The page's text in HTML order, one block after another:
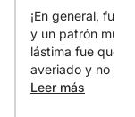
¡En general, fue
y un patrón muy
lástima fue que
averiado y no
acantilado. Pero
Leer más